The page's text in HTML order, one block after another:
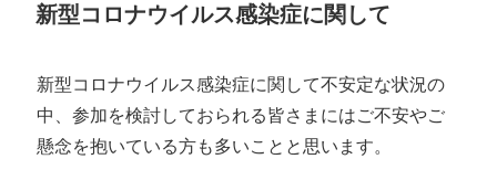
新型コロナウイルス感染症に関して
新型コロナウイルス感染症に関して不安定な状況の
中、参加を検討しておられる皆さまにはご不安やご
懸念を抱いている方も多いことと思います。